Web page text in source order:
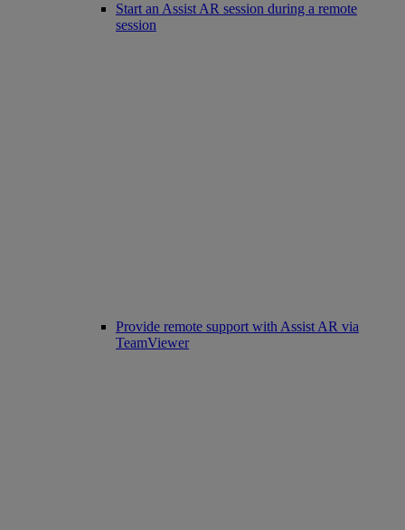
Start an Assist AR session during a remote
session
Provide remote support with Assist AR via
TeamViewer